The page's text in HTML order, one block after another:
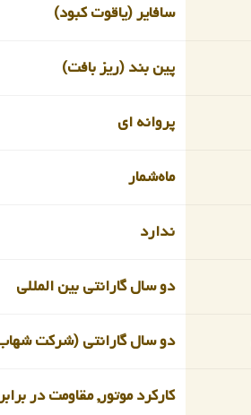
سافایر (یاقوت کبود)
پین بند (ریز بافت)
پروانه ای
ماه‌شمار
ندارد
دو سال گارانتی بین المللی
دو سال گارانتی (شرکت
کارکرد موتور, مقاومت در